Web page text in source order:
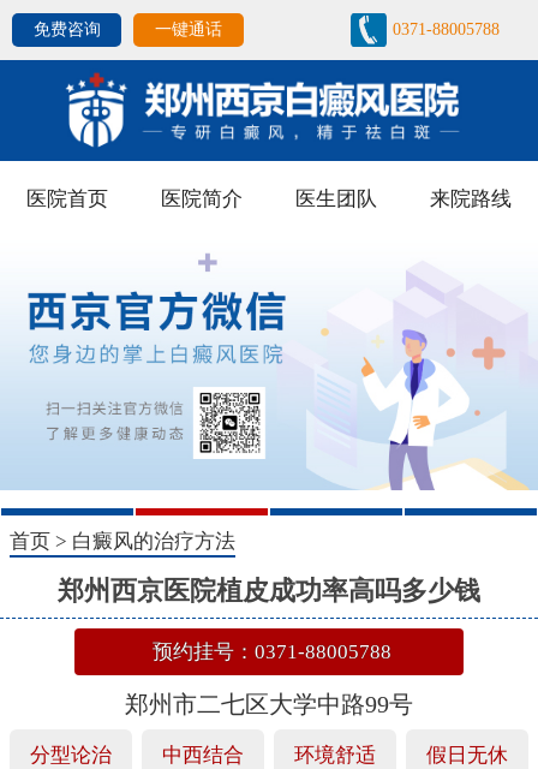
免费咨询 一键通话 0371-88005788
医院首页 医院简介 医生团队 来院路线
1 2 3 4
首页 > 白癜风的治疗方法
郑州西京医院植皮成功率高吗多少钱
预约挂号：0371-88005788
郑州市二七区大学中路99号
分型论治 中西结合 环境舒适 假日无休